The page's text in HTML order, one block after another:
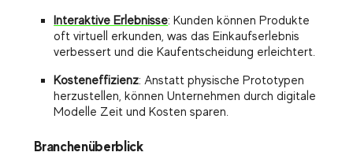
Interaktive Erlebnisse: Kunden können Produkte
oft virtuell erkunden, was das Einkaufserlebnis
verbessert und die Kaufentscheidung erleichtert.
Kosteneffizienz: Anstatt physische Prototypen
herzustellen, können Unternehmen durch digitale
Modelle Zeit und Kosten sparen.
Branchenüberblick